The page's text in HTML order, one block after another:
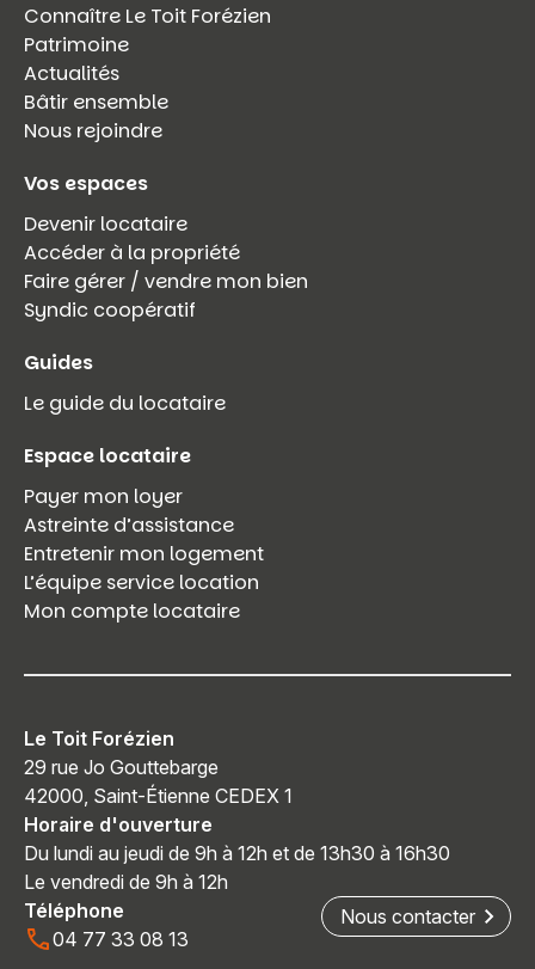
Connaître Le Toit Forézien
Patrimoine
Actualités
Bâtir ensemble
Nous rejoindre
Vos espaces
Devenir locataire
Accéder à la propriété
Faire gérer / vendre mon bien
Syndic coopératif
Guides
Le guide du locataire
Espace locataire
Payer mon loyer
Astreinte d’assistance
Entretenir mon logement
L’équipe service location
Mon compte locataire
Le Toit Forézien
29 rue Jo Gouttebarge
42000, Saint-Étienne CEDEX 1
Horaire d'ouverture
Du lundi au jeudi de 9h à 12h et de 13h30 à 16h30
Le vendredi de 9h à 12h
Téléphone
04 77 33 08 13
Nous contacter